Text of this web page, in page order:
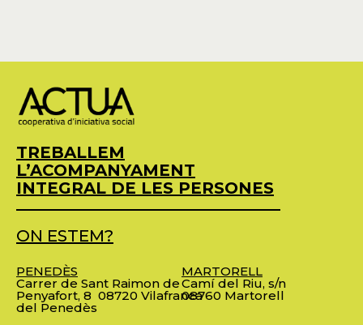
TREBALLEM
L’ACOMPANYAMENT
INTEGRAL DE LES PERSONES
ON ESTEM?
PENEDÈS
Carrer de Sant Raimon de
Penyafort, 8 08720 Vilafranca
del Penedès
MARTORELL
Camí del Riu, s/n
08760 Martorell